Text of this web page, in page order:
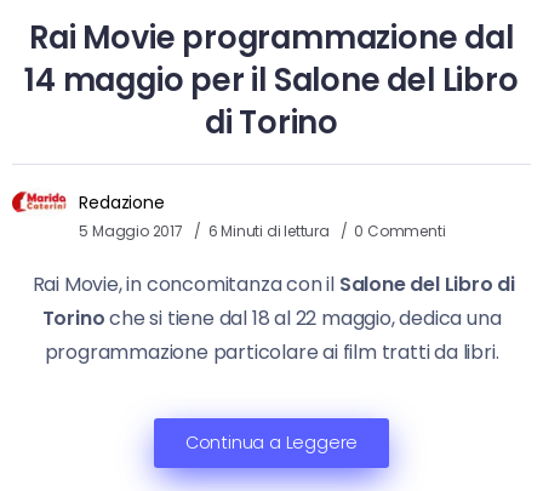
Rai Movie programmazione dal
14 maggio per il Salone del Libro
di Torino
Redazione
5 Maggio 2017 6 Minuti di lettura 0 Commenti
Rai Movie, in concomitanza con il Salone del Libro di
Torinoche si tiene dal 18 al 22 maggio, dedica una
programmazione particolare ai film tratti da libri.
Continua a Leggere